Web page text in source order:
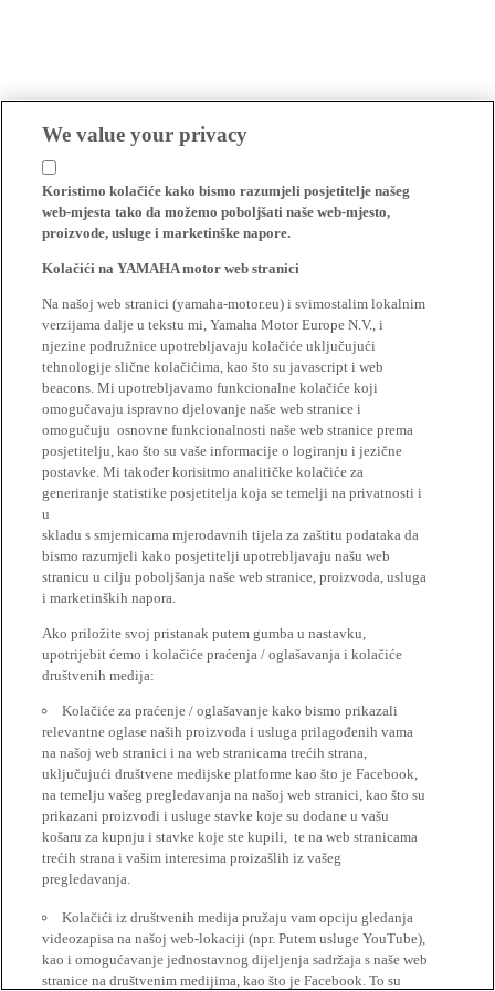
We value your privacy
Koristimo kolačiće kako bismo razumjeli posjetitelje našeg
web-mjesta tako da možemo poboljšati naše web-mjesto,
proizvode, usluge i marketinške napore.
Kolačići na YAMAHA motor web stranici
Na našoj web stranici (yamaha-motor.eu) i svimostalim lokalnim
verzijama dalje u tekstu mi, Yamaha Motor Europe N.V., i
njezine podružnice upotrebljavaju kolačiće uključujući
tehnologije slične kolačićima, kao što su javascript i web
beacons. Mi upotrebljavamo funkcionalne kolačiće koji
omogučavaju ispravno djelovanje naše web stranice i
omogučuju osnovne funkcionalnosti naše web stranice prema
posjetitelju, kao što su vaše informacije o logiranju i jezične
postavke. Mi također korisitmo analitičke kolačiće za
generiranje statistike posjetitelja koja se temelji na privatnosti i
u
skladu s smjernicama mjerodavnih tijela za zaštitu podataka da
bismo razumjeli kako posjetitelji upotrebljavaju našu web
stranicu u cilju poboljšanja naše web stranice, proizvoda, usluga
i marketinških napora.
Ako priložite svoj pristanak putem gumba u nastavku,
upotrijebit ćemo i kolačiće praćenja / oglašavanja i kolačiće
društvenih medija:
Kolačiće za praćenje / oglašavanje kako bismo prikazali
relevantne oglase naših proizvoda i usluga prilagođenih vama
na našoj web stranici i na web stranicama trećih strana,
uključujući društvene medijske platforme kao što je Facebook,
na temelju vašeg pregledavanja na našoj web stranici, kao što su
prikazani proizvodi i usluge stavke koje su dodane u vašu
košaru za kupnju i stavke koje ste kupili, te na web stranicama
trećih strana i vašim interesima proizašlih iz vašeg
pregledavanja.
Kolačići iz društvenih medija pružaju vam opciju gledanja
videozapisa na našoj web-lokaciji (npr. Putem usluge YouTube),
kao i omogućavanje jednostavnog dijeljenja sadržaja s naše web
stranice na društvenim medijima, kao što je Facebook. To su